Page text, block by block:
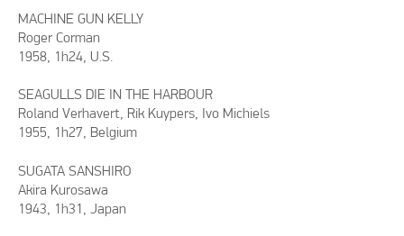
MACHINE GUN KELLY
Roger Corman
1958, 1h24, U.S.
SEAGULLS DIE IN THE HARBOUR
Roland Verhavert, Rik Kuypers, Ivo Michiels
1955, 1h27, Belgium
SUGATA SANSHIRO
Akira Kurosawa
1943, 1h31, Japan